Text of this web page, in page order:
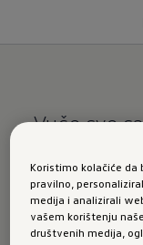
Vuče sve
Koristimo kolačiće da
pravilno,
medija i analizirali
vašem korištenju
društvenih medija,